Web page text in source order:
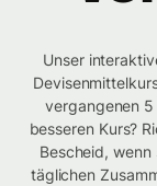
Unser
vergangenen 5
besseren Kurs?
Bescheid,
täglichen